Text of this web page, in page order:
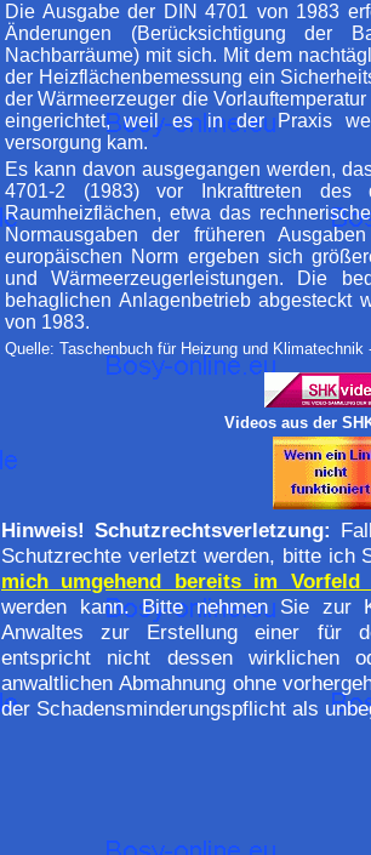
Die Ausgabe der DIN 4701 von 1983
Änderungen (Berücksichtigung der
Nachbarräume) mit sich. Mit dem
der Heizflächenbemessung ein
der Wärmeerzeuger die
eingerichtet, weil es in der Praxis
versorgung kam.
Es kann davon ausgegangen werden,
4701-2 (1983) vor Inkrafttreten
Raumheizflächen, etwa das
Normausgaben der früheren
europäischen Norm ergeben sich
und Wärmeerzeugerleistungen. Die
behaglichen Anlagenbetrieb abgesteckt
von 1983.
Quelle: Taschenbuch für Heizung und
Videos aus der
Hinweis! Schutzrechtsverletzung:
Schutzrechte verletzt werden, bitte ich
mich umgehend bereits im Vorfeld
werden kann. Bitte nehmen Sie zur
Anwaltes zur Erstellung einer für
entspricht nicht dessen wirklichen
anwaltlichen Abmahnung ohne
der Schadensminderungspflicht als